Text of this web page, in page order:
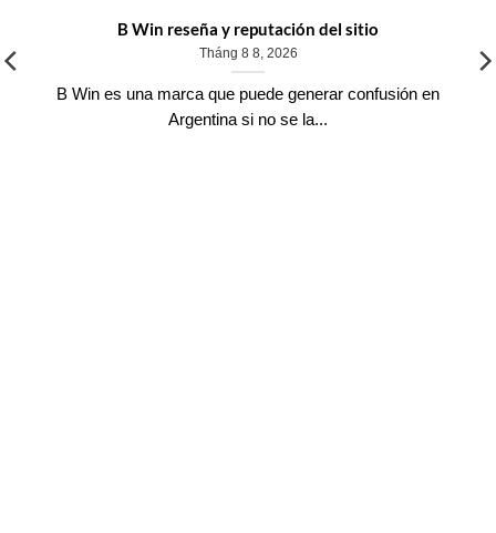
B Win reseña y reputación del sitio
Tháng 8 8, 2026
B Win es una marca que puede generar confusión en
Argentina si no se la...